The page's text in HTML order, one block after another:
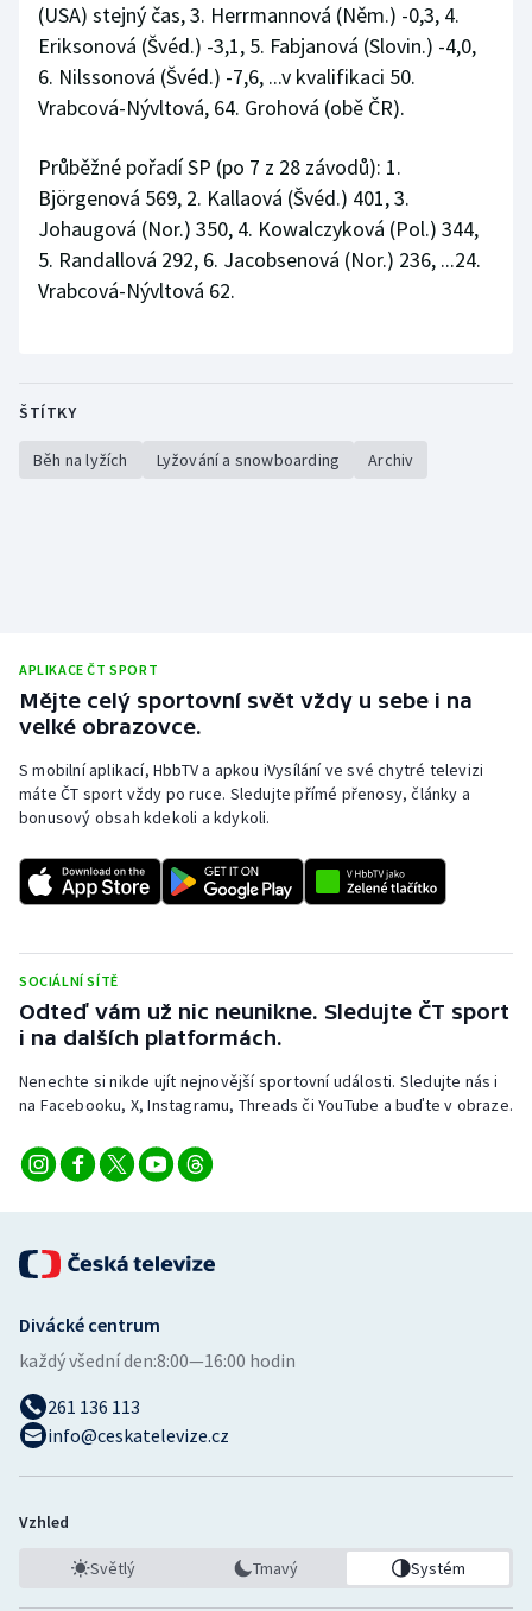
Stolní tenis
Triatlon
Vodní slalom
Volejbal
(USA) stejný čas, 3. Herrmannová (Něm.) -0,3, 4.
Eriksonová (Švéd.) -3,1, 5. Fabjanová (Slovin.) -4,0,
6. Nilssonová (Švéd.) -7,6, ...v kvalifikaci 50.
Vrabcová-Nývltová, 64. Grohová (obě ČR).
Průběžné pořadí SP (po 7 z 28 závodů): 1.
Björgenová 569, 2. Kallaová (Švéd.) 401, 3.
Johaugová (Nor.) 350, 4. Kowalczyková (Pol.) 344,
5. Randallová 292, 6. Jacobsenová (Nor.) 236, ...24.
Vrabcová-Nývltová 62.
ŠTÍTKY
Běh na lyžích Lyžování a snowboarding Archiv
APLIKACE ČT SPORT
Mějte celý sportovní svět vždy u sebe i na
velké obrazovce.
S mobilní aplikací, HbbTV a apkou iVysílání ve své chytré televizi
máte ČT sport vždy po ruce. Sledujte přímé přenosy, články a
bonusový obsah kdekoli a kdykoli.
SOCIÁLNÍ SÍTĚ
Odteď vám už nic neunikne. Sledujte ČT sport
i na dalších platformách.
Nenechte si nikde ujít nejnovější sportovní události. Sledujte nás i
na Facebooku, X, Instagramu, Threads či YouTube a buďte v obraze.
Divácké centrum
každý všední den:8:00—16:00 hodin
261 136 113
info@ceskatelevize.cz
Vzhled
Světlý Tmavý Systém